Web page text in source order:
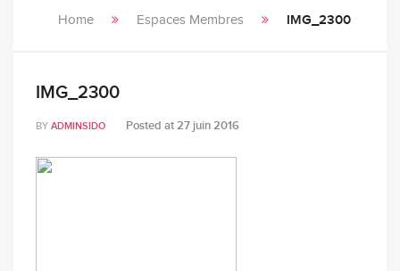
Home Espaces Membres IMG_2300
IMG_2300
BY ADMINSIDO Posted at27 juin 2016